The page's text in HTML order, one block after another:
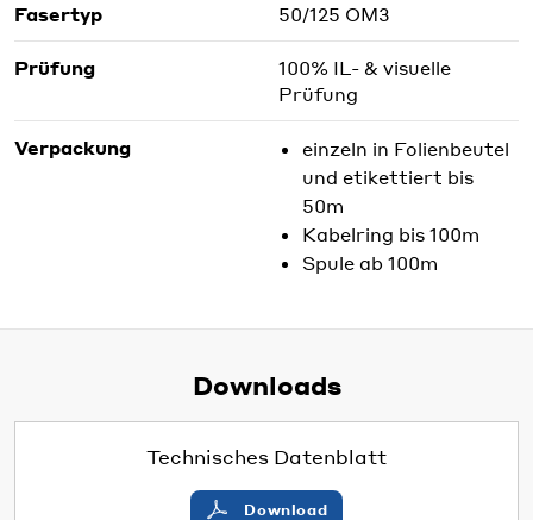
Fasertyp 50/125 OM3
Prüfung
100% IL- & visuelle
Prüfung
Verpackung
einzeln in Folienbeutel
und etikettiert bis
50m
Kabelring bis 100m
Spule ab 100m
Downloads
Technisches Datenblatt
Download